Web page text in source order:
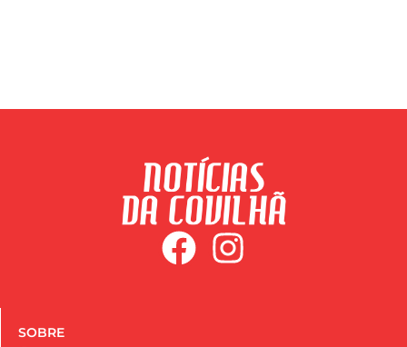
SOBRE